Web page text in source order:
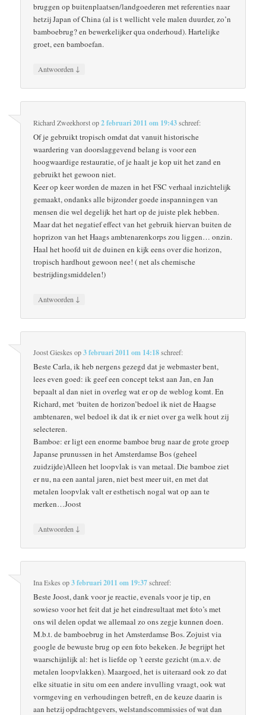
bruggen op buitenplaatsen/landgoederen met referenties naar
hetzij Japan of China (al is t wellicht vele malen duurder, zo’n
bamboebrug? en bewerkelijker qua onderhoud). Hartelijke
groet, een bamboefan.
Antwoorden ↓
Richard Zweekhorstop2 februari 2011 om 19:43schreef:
Of je gebruikt tropisch omdat dat vanuit historische
waardering van doorslaggevend belang is voor een
hoogwaardige restauratie, of je haalt je kop uit het zand en
gebruikt het gewoon niet.
Keer op keer worden de mazen in het FSC verhaal inzichtelijk
gemaakt, ondanks alle bijzonder goede inspanningen van
mensen die wel degelijk het hart op de juiste plek hebben.
Maar dat het negatief effect van het gebruik hiervan buiten de
hoprizon van het Haags ambtenarenkorps zou liggen… onzin.
Haal het hoofd uit de duinen en kijk eens over die horizon,
tropisch hardhout gewoon nee! ( net als chemische
bestrijdingsmiddelen!)
Antwoorden ↓
Joost Gieskes op3 februari 2011 om 14:18schreef:
Beste Carla, ik heb nergens gezegd dat je webmaster bent,
lees even goed: ik geef een concept tekst aan Jan, en Jan
bepaalt al dan niet in overleg wat er op de weblog komt. En
Richard, met ‘buiten de horizon’bedoel ik niet de Haagse
ambtenaren, wel bedoel ik dat ik er niet over ga welk hout zij
selecteren.
Bamboe: er ligt een enorme bamboe brug naar de grote groep
Japanse prunussen in het Amsterdamse Bos (geheel
zuidzijde)Alleen het loopvlak is van metaal. Die bamboe ziet
er nu, na een aantal jaren, niet best meer uit, en met dat
metalen loopvlak valt er esthetisch nogal wat op aan te
merken…Joost
Antwoorden ↓
Ina Eskes op3 februari 2011 om 19:37schreef:
Beste Joost, dank voor je reactie, evenals voor je tip, en
sowieso voor het feit dat je het eindresultaat met foto’s met
ons wil delen opdat we allemaal zo ons zegje kunnen doen.
M.b.t. de bamboebrug in het Amsterdamse Bos. Zojuist via
google de bewuste brug op een foto bekeken. Je begrijpt het
waarschijnlijk al: het is liefde op ’t eerste gezicht (m.a.v. de
metalen loopvlakken). Maargoed, het is uiteraard ook zo dat
elke situatie in situ om een andere invulling vraagt, ook wat
vormgeving en verhoudingen betreft, en de keuze daarin is
aan hetzij opdrachtgevers, welstandscommissies of wat dan